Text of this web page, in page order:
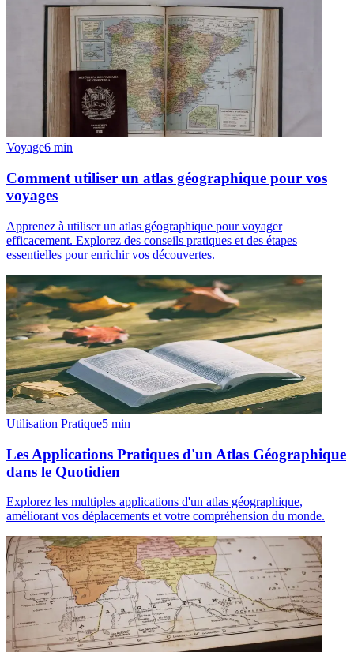
Voyage6 min
Comment utiliser un atlas géographique pour vos
voyages
Apprenez à utiliser un atlas géographique pour voyager
efficacement. Explorez des conseils pratiques et des étapes
essentielles pour enrichir vos découvertes.
Utilisation Pratique5 min
Les Applications Pratiques d'un Atlas Géographique
dans le Quotidien
Explorez les multiples applications d'un atlas géographique,
améliorant vos déplacements et votre compréhension du monde.